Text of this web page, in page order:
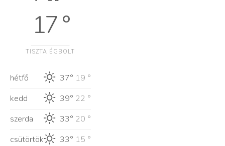
17 °
TISZTA ÉGBOLT
hétfő 37° 19 °
kedd
39° 22 °
szerda
33° 20 °
csütörtök
33° 15 °